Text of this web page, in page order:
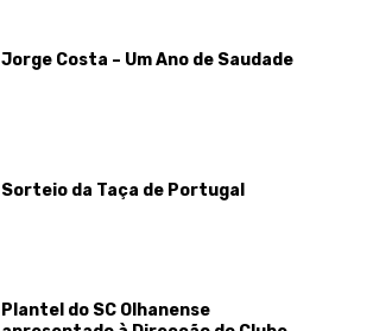
Jorge Costa – Um Ano de Saudade
Sorteio da Taça de Portugal
Plantel do SC Olhanense